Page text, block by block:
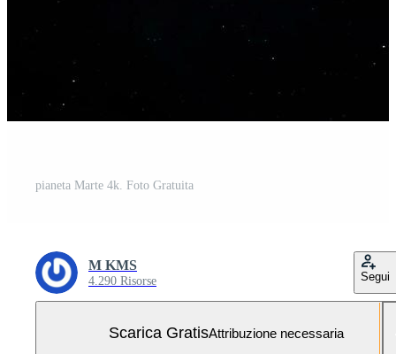
pianeta Marte 4k. Foto Gratuita
M KMS
4.290 Risorse Segui
Scarica GratisAttribuzione necessaria